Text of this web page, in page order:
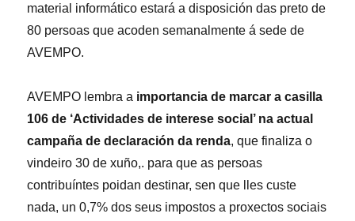
material informático estará a disposición das preto de
80 persoas que acoden semanalmente á sede de
AVEMPO.
AVEMPO lembra a importancia de marcar a casilla
106 de ‘Actividades de interese social’ na actual
campaña de declaración da renda, que finaliza o
vindeiro 30 de xuño,. para que as persoas
contribuíntes poidan destinar, sen que lles custe
nada, un 0,7% dos seus impostos a proxectos sociais